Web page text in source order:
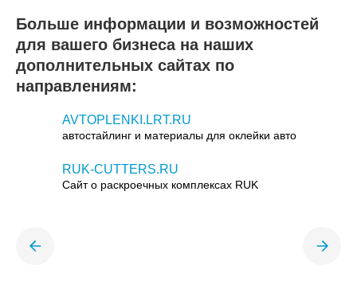
Больше информации и возможностей
для вашего бизнеса на наших
дополнительных сайтах по
направлениям:
AVTOPLENKI.LRT.RU
автостайлинг и материалы для оклейки авто
RUK-CUTTERS.RU
Сайт о раскроечных комплексах RUK